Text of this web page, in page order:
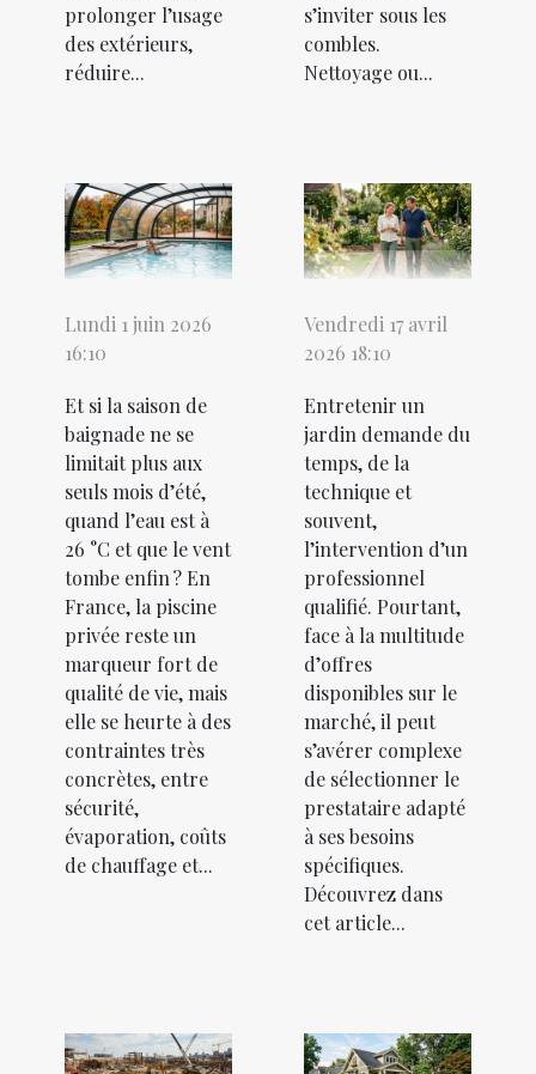
prolonger l’usage
des extérieurs,
réduire...
s’inviter sous les
combles.
Nettoyage ou...
Lundi 1 juin 2026
16:10
Et si la saison de
baignade ne se
limitait plus aux
seuls mois d’été,
quand l’eau est à
26 °C et que le vent
tombe enfin ? En
France, la piscine
privée reste un
marqueur fort de
qualité de vie, mais
elle se heurte à des
contraintes très
concrètes, entre
sécurité,
évaporation, coûts
de chauffage et...
Vendredi 17 avril
2026 18:10
Entretenir un
jardin demande du
temps, de la
technique et
souvent,
l’intervention d’un
professionnel
qualifié. Pourtant,
face à la multitude
d’offres
disponibles sur le
marché, il peut
s’avérer complexe
de sélectionner le
prestataire adapté
à ses besoins
spécifiques.
Découvrez dans
cet article...